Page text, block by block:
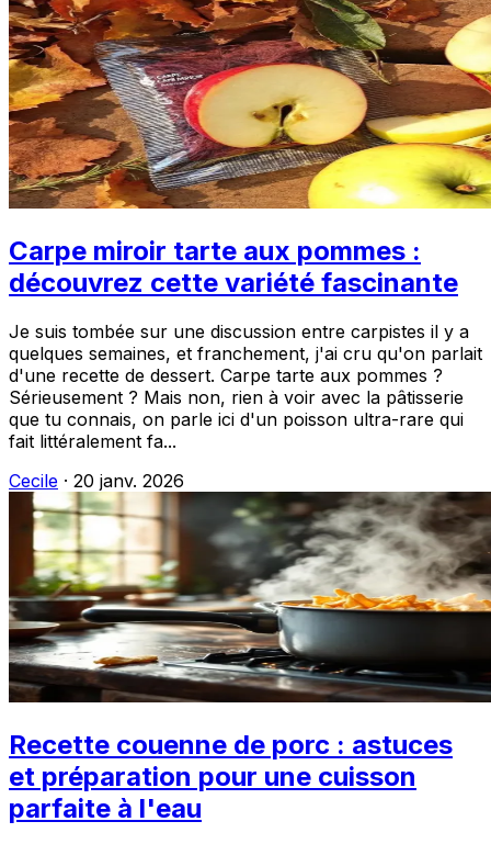
Carpe miroir tarte aux pommes :
découvrez cette variété fascinante
Je suis tombée sur une discussion entre carpistes il y a
quelques semaines, et franchement, j'ai cru qu'on parlait
d'une recette de dessert. Carpe tarte aux pommes ?
Sérieusement ? Mais non, rien à voir avec la pâtisserie
que tu connais, on parle ici d'un poisson ultra-rare qui
fait littéralement fa...
Cecile · 20 janv. 2026
Recette couenne de porc : astuces
et préparation pour une cuisson
parfaite à l'eau